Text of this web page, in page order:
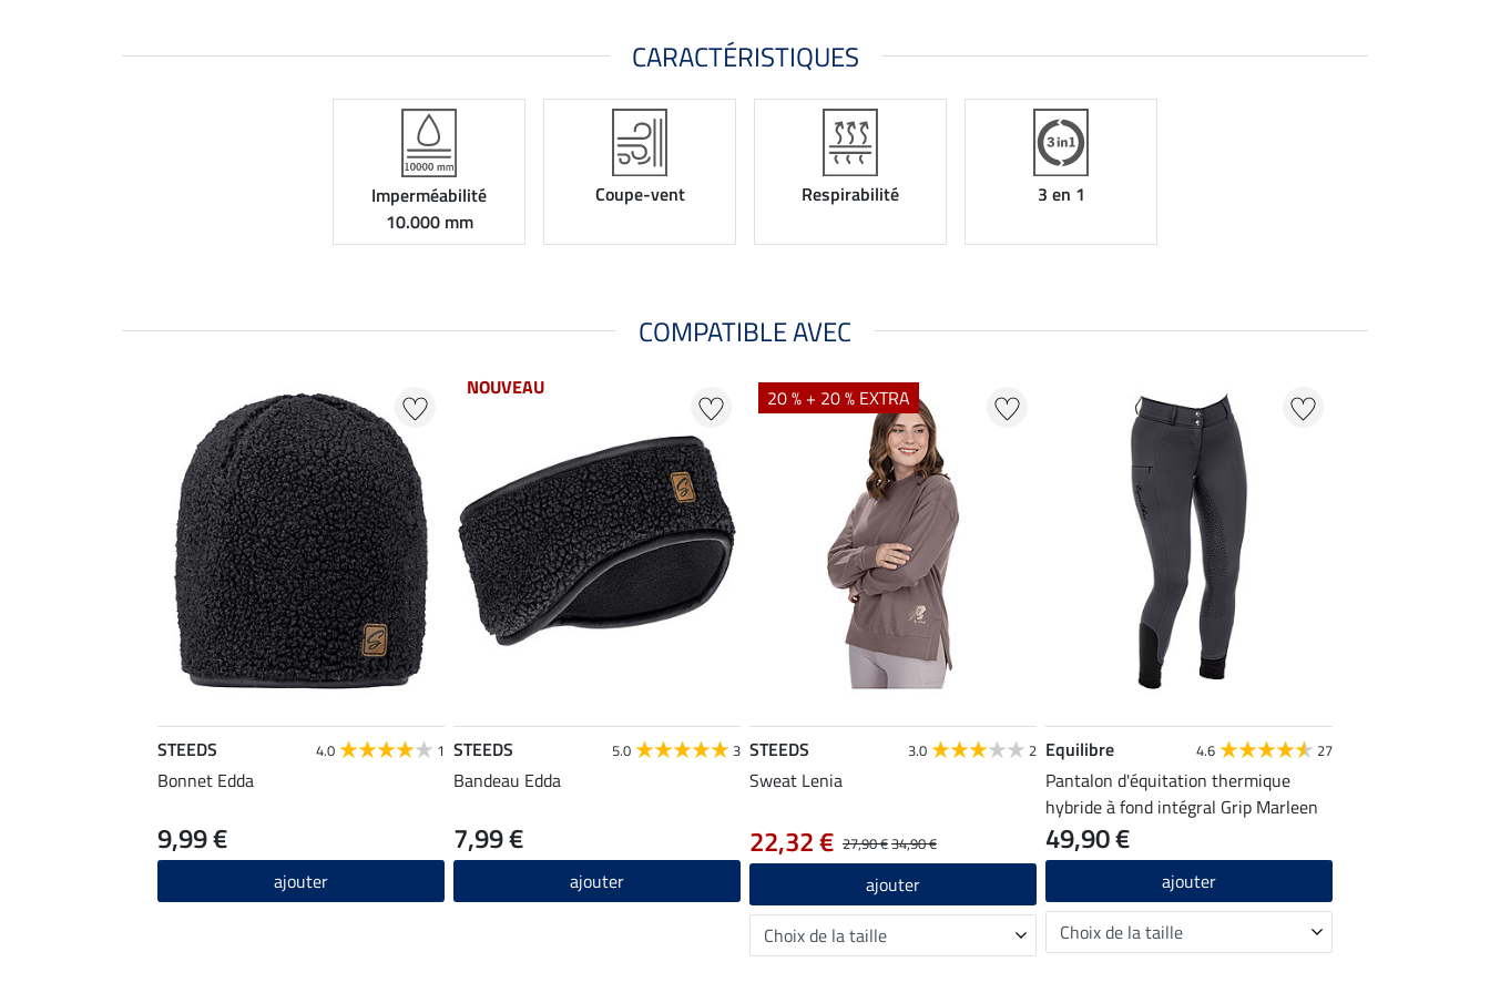
CARACTÉRISTIQUES
Imperméabilité
10.000 mm
Coupe-vent Respirabilité 3 en 1
COMPATIBLE AVEC
STEEDS 4.0 1
Bonnet Edda
9,99 €
ajouter
NOUVEAU
STEEDS 5.0 3
Bandeau Edda
7,99 €
ajouter
20 % + 20 % EXTRA
STEEDS 3.0 2
Sweat Lenia
27,90 €34,90 €
22,32 €
ajouter
Equilibre 4.6 27
Pantalon d'équitation thermique
hybride à fond intégral Grip Marleen
49,90 €
ajouter